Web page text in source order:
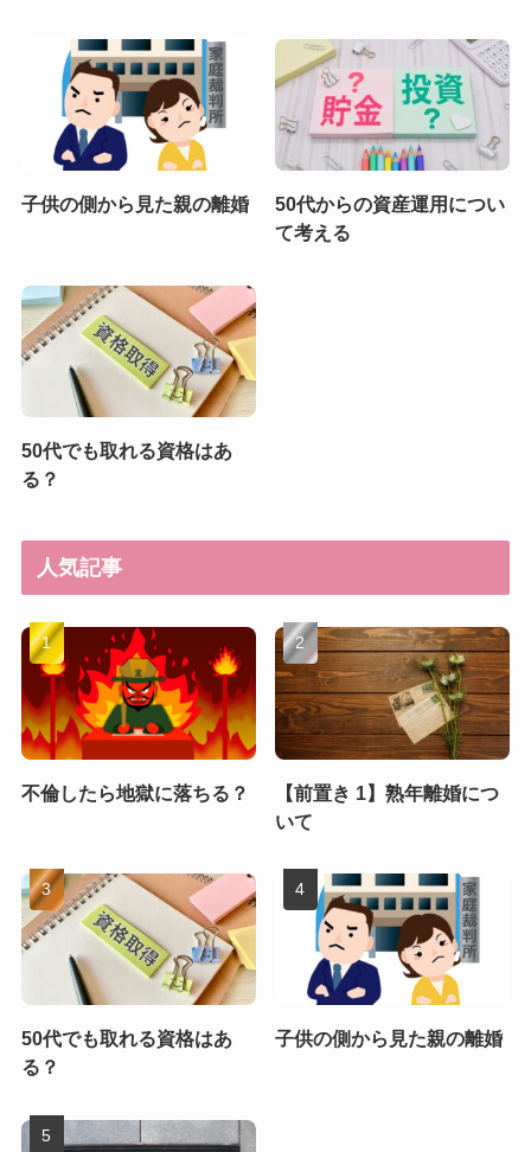
子供の側から見た親の離婚
50代からの資産運用につい
て考える
50代でも取れる資格はあ
る？
人気記事
不倫したら地獄に落ちる？
【前置き 1】熟年離婚につ
いて
50代でも取れる資格はあ
る？
子供の側から見た親の離婚